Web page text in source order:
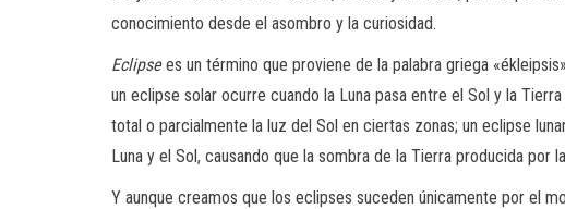
conocimiento desde el asombro y la curiosidad.
Eclipsees un término que proviene de la palabra griega
un eclipse solar ocurre cuando la Luna pasa entre el Sol y la
total o parcialmente la luz del Sol en ciertas zonas; un eclipse
Luna y el Sol, causando que la sombra de la Tierra producida por
Y aunque creamos que los eclipses suceden únicamente por el